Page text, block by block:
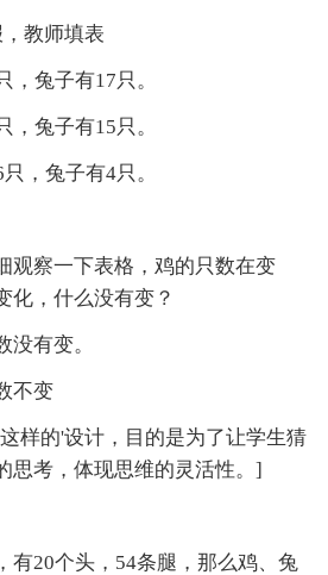
，教师填表
，兔子有17只。
，兔子有15只。
，兔子有4只。
观察一下表格，鸡的只数在变
化，什么没有变？
没有变。
不变
样的'设计，目的是为了让学生猜
思考，体现思维的灵活性。]
有20个头，54条腿，那么鸡、兔